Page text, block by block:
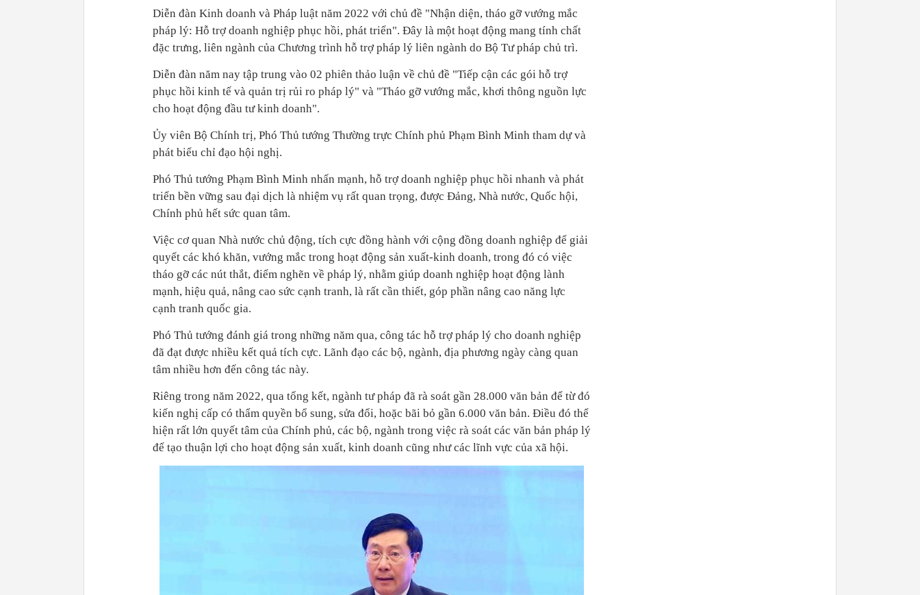
Diễn đàn Kinh doanh và Pháp luật năm 2022 với chủ đề "Nhận diện, tháo gỡ vướng mắc
pháp lý: Hỗ trợ doanh nghiệp phục hồi, phát triển". Đây là một hoạt động mang tính chất
đặc trưng, liên ngành của Chương trình hỗ trợ pháp lý liên ngành do Bộ Tư pháp chủ trì.
Diễn đàn năm nay tập trung vào 02 phiên thảo luận về chủ đề "Tiếp cận các gói hỗ trợ
phục hồi kinh tế và quản trị rủi ro pháp lý" và "Tháo gỡ vướng mắc, khơi thông nguồn lực
cho hoạt động đầu tư kinh doanh".
Ủy viên Bộ Chính trị, Phó Thủ tướng Thường trực Chính phủ Phạm Bình Minh tham dự và
phát biểu chỉ đạo hội nghị.
Phó Thủ tướng Phạm Bình Minh nhấn mạnh, hỗ trợ doanh nghiệp phục hồi nhanh và phát
triển bền vững sau đại dịch là nhiệm vụ rất quan trọng, được Đảng, Nhà nước, Quốc hội,
Chính phủ hết sức quan tâm.
Việc cơ quan Nhà nước chủ động, tích cực đồng hành với cộng đồng doanh nghiệp để giải
quyết các khó khăn, vướng mắc trong hoạt động sản xuất-kinh doanh, trong đó có việc
tháo gỡ các nút thắt, điểm nghẽn về pháp lý, nhằm giúp doanh nghiệp hoạt động lành
mạnh, hiệu quả, nâng cao sức cạnh tranh, là rất cần thiết, góp phần nâng cao năng lực
cạnh tranh quốc gia.
Phó Thủ tướng đánh giá trong những năm qua, công tác hỗ trợ pháp lý cho doanh nghiệp
đã đạt được nhiều kết quả tích cực. Lãnh đạo các bộ, ngành, địa phương ngày càng quan
tâm nhiều hơn đến công tác này.
Riêng trong năm 2022, qua tổng kết, ngành tư pháp đã rà soát gần 28.000 văn bản để từ đó
kiến nghị cấp có thẩm quyền bổ sung, sửa đổi, hoặc bãi bỏ gần 6.000 văn bản. Điều đó thể
hiện rất lớn quyết tâm của Chính phủ, các bộ, ngành trong việc rà soát các văn bản pháp lý
để tạo thuận lợi cho hoạt động sản xuất, kinh doanh cũng như các lĩnh vực của xã hội.